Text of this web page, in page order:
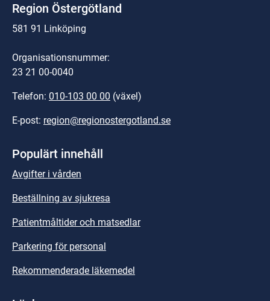
Region Östergötland
581 91 Linköping
Organisationsnummer:
23 21 00-0040
Telefon: 010-103 00 00 (växel)
E-post: region@regionostergotland.se
Populärt innehåll
Avgifter i vården
Beställning av sjukresa
Patientmåltider och matsedlar
Parkering för personal
Rekommenderade läkemedel